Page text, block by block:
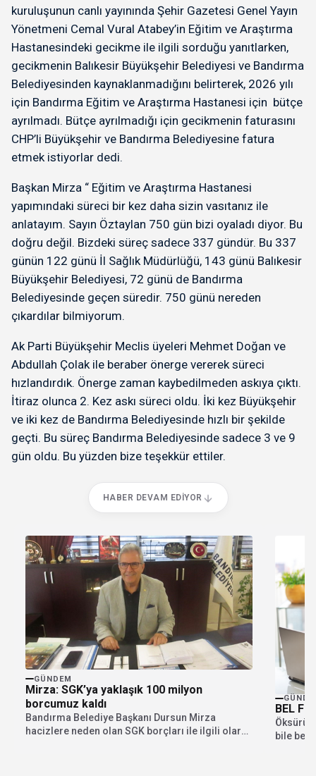
kuruluşunun canlı yayınında Şehir Gazetesi Genel Yayın
Yönetmeni Cemal Vural Atabey’in Eğitim ve Araştırma
Hastanesindeki gecikme ile ilgili sorduğu yanıtlarken,
gecikmenin Balıkesir Büyükşehir Belediyesi ve Bandırma
Belediyesinden kaynaklanmadığını belirterek, 2026 yılı
için Bandırma Eğitim ve Araştırma Hastanesi için bütçe
ayrılmadı. Bütçe ayrılmadığı için gecikmenin faturasını
CHP’li Büyükşehir ve Bandırma Belediyesine fatura
etmek istiyorlar dedi.
Başkan Mirza “ Eğitim ve Araştırma Hastanesi
yapımındaki süreci bir kez daha sizin vasıtanız ile
anlatayım. Sayın Öztaylan 750 gün bizi oyaladı diyor. Bu
doğru değil. Bizdeki süreç sadece 337 gündür. Bu 337
günün 122 günü İl Sağlık Müdürlüğü, 143 günü Balıkesir
Büyükşehir Belediyesi, 72 günü de Bandırma
Belediyesinde geçen süredir. 750 günü nereden
çıkardılar bilmiyorum.
Ak Parti Büyükşehir Meclis üyeleri Mehmet Doğan ve
Abdullah Çolak ile beraber önerge vererek süreci
hızlandırdık. Önerge zaman kaybedilmeden askıya çıktı.
İtiraz olunca 2. Kez askı süreci oldu. İki kez Büyükşehir
ve iki kez de Bandırma Belediyesinde hızlı bir şekilde
geçti. Bu süreç Bandırma Belediyesinde sadece 3 ve 9
gün oldu. Bu yüzden bize teşekkür ettiler.
HABER DEVAM EDIYOR
GÜNDEM
Mirza: SGK’ya yaklaşık 100 milyon
borcumuz kaldı
Bandırma Belediye Başkanı Dursun Mirza
hacizlere neden olan SGK borçları ile ilgili olarak
BEL
bile bel